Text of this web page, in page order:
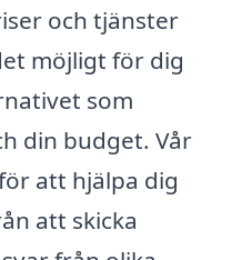
och tjänster
möjligt för dig
som
din budget. Vår
att hjälpa dig
att skicka